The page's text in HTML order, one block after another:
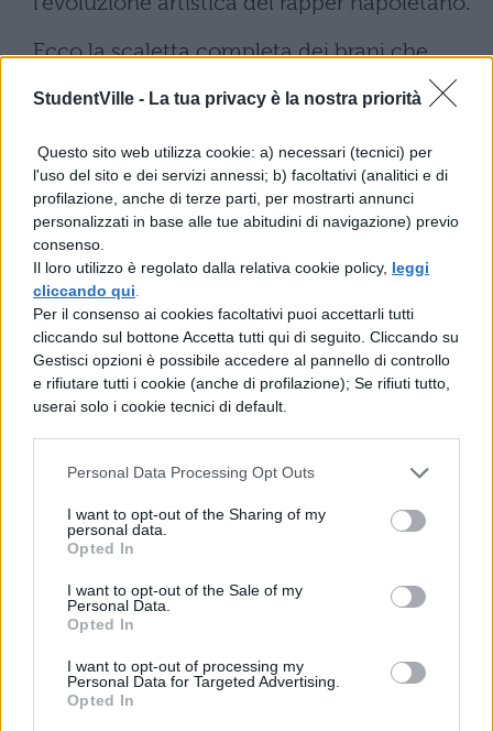
StudentVille - La tua privacy è la nostra priorità
Questo sito web utilizza cookie: a) necessari (tecnici) per
l'uso del sito e dei servizi annessi; b) facoltativi (analitici e di
profilazione, anche di terze parti, per mostrarti annunci
personalizzati in base alle tue abitudini di navigazione) previo
consenso.
Il loro utilizzo è regolato dalla relativa cookie policy, leggi
cliccando qui
Per il consenso ai cookies facoltativi puoi accettarli tutti
cliccando sul bottone Accetta tutti qui di seguito. Cliccando su
Gestisci opzioni è possibile accedere al pannello di controllo
e rifiutare tutti i cookie (anche di profilazione); Se rifiuti tutto,
userai solo i cookie tecnici di default.
Personal Data Processing Opt Outs
I want to opt-out of the Sharing of my
personal data.
Opted In
I want to opt-out of the Sale of my
Personal Data.
Opted In
I want to opt-out of processing my
Personal Data for Targeted Advertising.
Opted In
Ecco la scaletta completa dei brani che
Luchè eseguirà durante i concerti del tour
Autostima
Slang
Il mio lato peggiore
Star
L’ultima volta
Casa mia
Tutto di me
Qualcosa di grande
Ci riuscirò davvero